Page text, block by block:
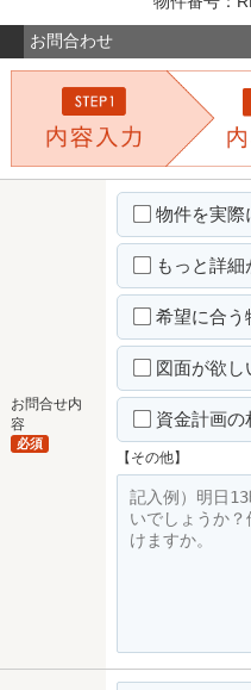
お問合わせ
お問合せ内
容
必須
物件を実際
もっと詳
希望に合う
図面が欲し
資金計画の
【その他】